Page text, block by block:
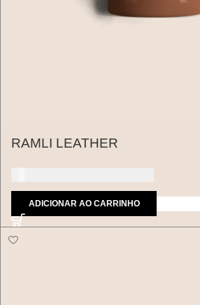
RAMLI LEATHER
ADICIONAR AO CARRINHO